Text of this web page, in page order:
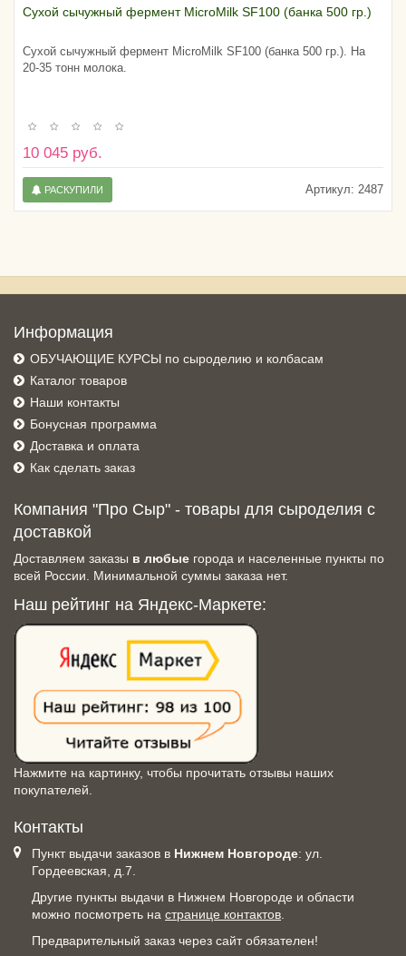
Сухой сычужный фермент MicroMilk SF100 (банка 500 гр.)
Сухой сычужный фермент MicroMilk SF100 (банка 500 гр.). На
20-35 тонн молока.
10 045 руб.
Артикул: 2487
РАСКУПИЛИ
Информация
ОБУЧАЮЩИЕ КУРСЫ по сыроделию и колбасам
Каталог товаров
Наши контакты
Бонусная программа
Доставка и оплата
Как сделать заказ
Компания "Про Сыр" - товары для сыроделия с
доставкой
Доставляем заказы в любые города и населенные пункты по
всей России. Минимальной суммы заказа нет.
Наш рейтинг на Яндекс-Маркете:
Нажмите на картинку, чтобы прочитать отзывы наших
покупателей.
Контакты
Пункт выдачи заказов в Нижнем Новгороде: ул.
Гордеевская, д.7.
Другие пункты выдачи в Нижнем Новгороде и области
можно посмотреть на странице контактов
Предварительный заказ через сайт обязателен!